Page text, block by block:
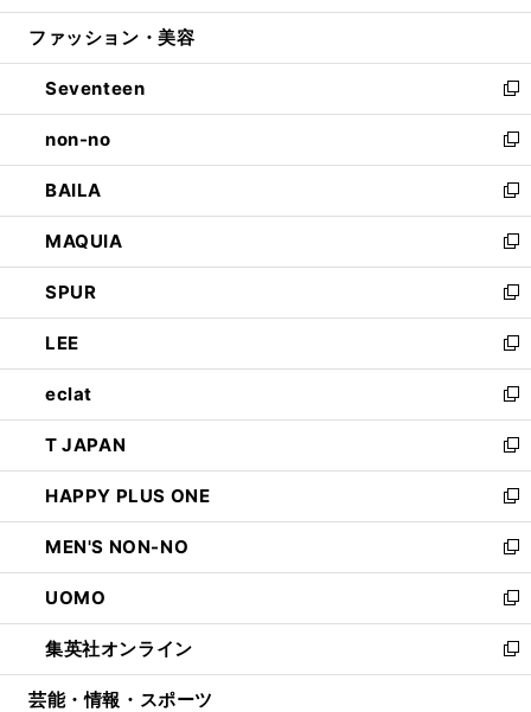
開
ウ
開
く
ン
ウ
で
開
く
ウ
ン
ド
ウ
で
開
く
ファッション・美容
Seventeen
新
し
い
ウ
ィ
ン
ド
ウ
で
開
く
non-no
新
し
い
ウ
ィ
ン
ド
ウ
で
開
く
BAILA
新
し
い
ウ
ィ
ン
ド
ウ
で
開
く
MAQUIA
新
し
い
ウ
ィ
ン
ド
ウ
で
開
く
SPUR
新
し
い
ウ
ィ
ン
ド
ウ
で
開
く
LEE
新
し
い
ウ
ィ
ン
ド
ウ
で
開
く
eclat
新
し
い
ウ
ィ
ン
ド
ウ
で
開
く
T JAPAN
新
し
い
ウ
ィ
ン
ド
ウ
で
開
HAPPY PLUS ONE
新
し
い
ウ
ィ
ン
ド
ウ
MEN'S NON-NO
新
し
い
ウ
ィ
ン
UOMO
新
し
い
ウ
集英社オンライン
新
し
芸能・情報・スポーツ